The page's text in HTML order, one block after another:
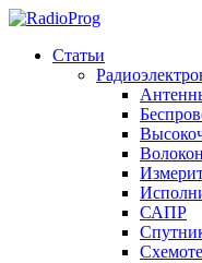
Статьи
САПР